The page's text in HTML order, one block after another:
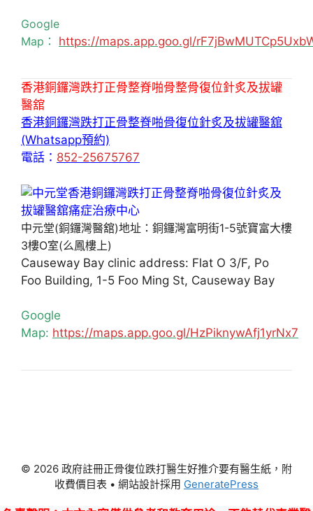
Google
Map： https://maps.app.goo.gl/
香港銅鑼灣跌打正骨整脊啪骨整骨復位針炙及拔罐
醫舘
香港銅鑼灣跌打正骨整脊啪骨復位針炙及拔罐醫舘
(Whatsapp預約)
電話： 852-25675767
中元堂(銅鑼灣醫舘)地址：銅鑼灣富明街1-5號寶富大樓
3樓O室(么鳳樓上)
Causeway Bay clinic address: Flat O 3/F, Po
Foo Building, 1-5 Foo Ming St, Causeway Bay
Google
Map: https://maps.app.goo.gl/HzPiknywAfj1yrNx7
© 2026 政府註冊正骨復位跌打醫生好推介要有醫生紙，附
收費價目表 • 網站設計採用 GeneratePress